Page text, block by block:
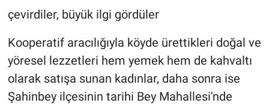
çevirdiler, büyük ilgi gördüler
Kooperatif aracılığıyla köyde ürettikleri doğal ve
yöresel lezzetleri hem yemek hem de kahvaltı
olarak satışa sunan kadınlar, daha sonra ise
Şahinbey ilçesinin tarihi Bey Mahallesi'nde